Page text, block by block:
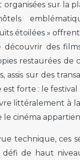
organisées sur la
étoilées »
découvrir des
restaurées de
assis sur des
est forte : le
littéralement à
cinéma
technique, ces
de haut